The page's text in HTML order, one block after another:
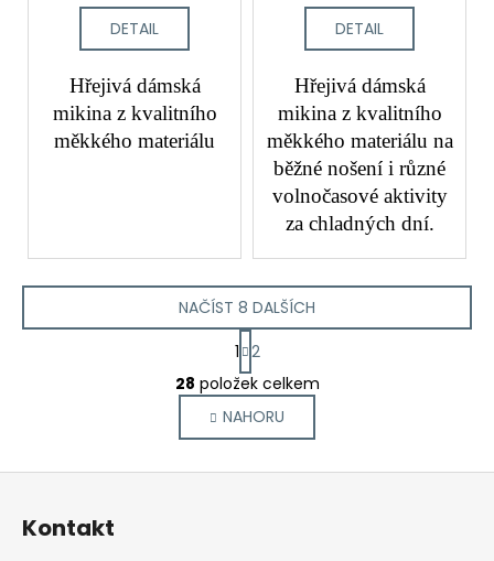
DETAIL
Hřejivá dámská
mikina z kvalitního
měkkého materiálu
DETAIL
Hřejivá dámská
mikina z kvalitního
měkkého materiálu na
běžné nošení i různé
volnočasové aktivity
za chladných dní.
O
v
l
á
d
NAČÍST 8 DALŠÍCH
S
t
r
á
n
k
1 2
28 položek celkem
NAHORU
Z
Kontakt